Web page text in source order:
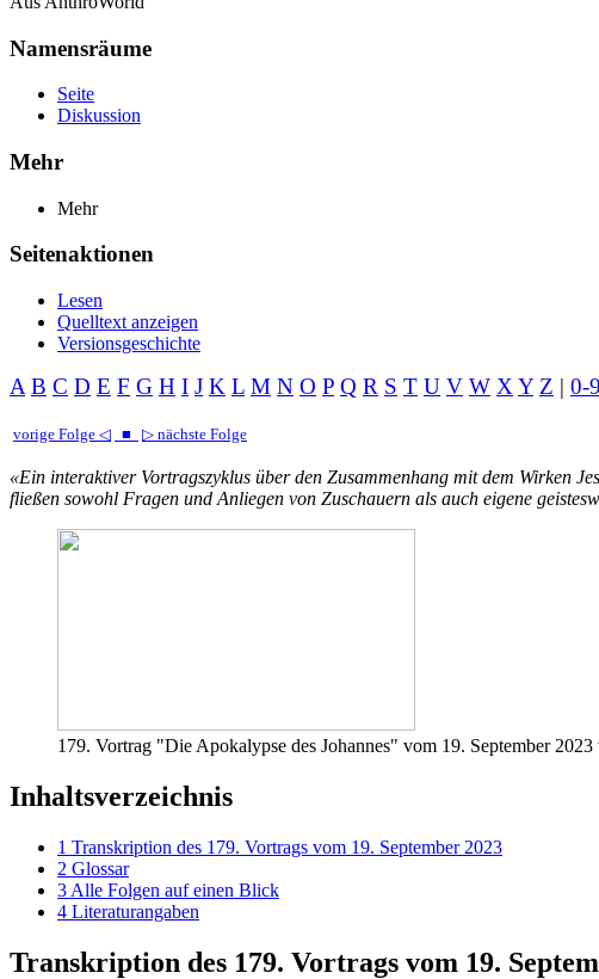
Namensräume
Seite
Diskussion
Mehr
Mehr
Seitenaktionen
Lesen
Quelltext anzeigen
Versionsgeschichte
A B C D E F G H I J K L M N O P Q R S T U V W X Y Z | 0-9
vorige Folge ◁ ■ ▷ nächste Folge
«Ein interaktiver Vortragszyklus über den Zusammenhang mit dem Wirken
fließen sowohl Fragen und Anliegen von Zuschauern als auch eigene
179. Vortrag "Die Apokalypse des Johannes" vom 19. September 2023
Inhaltsverzeichnis
1 Transkription des 179. Vortrags vom 19. September 2023
2 Glossar
3 Alle Folgen auf einen Blick
4 Literaturangaben
Transkription des 179. Vortrags vom 19.